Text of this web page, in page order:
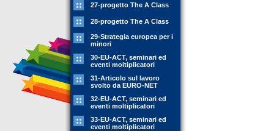
27-progetto The A Class
28-progetto The A Class
29-Strategia europea per i
minori
30-EU-ACT, seminari ed
eventi moltiplicatori
31-Articolo sul lavoro
svolto da EURO-NET
32-EU-ACT, seminari ed
eventi moltiplicatori
33-EU-ACT, seminari ed
eventi moltiplicatori